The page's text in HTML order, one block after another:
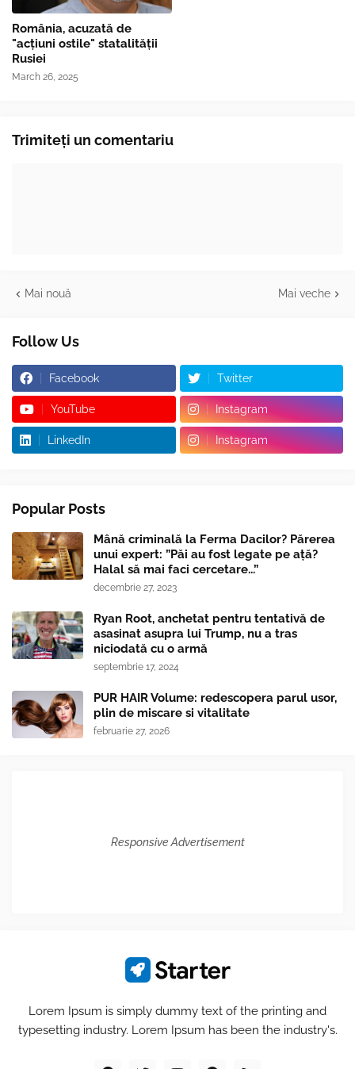
România, acuzată de
"acțiuni ostile" statalității
Rusiei
March 26, 2025
Trimiteți un comentariu
Mai nouă Mai veche
Follow Us
Facebook Twitter
YouTube Instagram
LinkedIn Instagram
Popular Posts
Mână criminală la Ferma Dacilor? Părerea
unui expert: ”Păi au fost legate pe ață?
Halal să mai faci cercetare...”
decembrie 27, 2023
Ryan Root, anchetat pentru tentativă de
asasinat asupra lui Trump, nu a tras
niciodată cu o armă
septembrie 17, 2024
PUR HAIR Volume: redescopera parul usor,
plin de miscare si vitalitate
februarie 27, 2026
Responsive Advertisement
Lorem Ipsum is simply dummy text of the printing and
typesetting industry. Lorem Ipsum has been the industry's.